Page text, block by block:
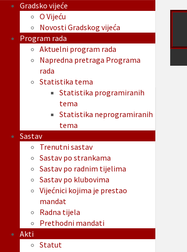
Gradsko vijeće
O Vijeću
Novosti Gradskog vijeća
Program rada
Aktuelni program rada
Napredna pretraga Programa
rada
Statistika tema
Statistika programiranih
tema
Statistika neprogramiranih
tema
Sastav
Trenutni sastav
Sastav po strankama
Sastav po radnim tijelima
Sastav po klubovima
Vijećnici kojima je prestao
mandat
Radna tijela
Prethodni mandati
Akti
Statut